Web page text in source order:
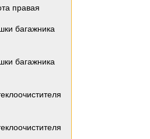
правая
багажника
багажника